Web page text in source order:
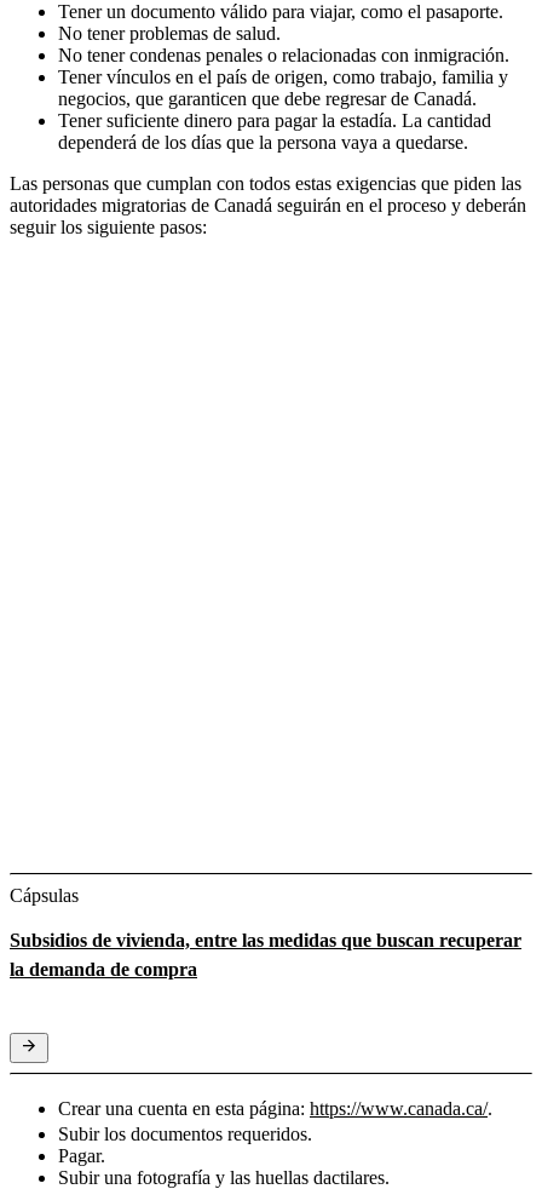
Tener un documento válido para viajar, como el pasaporte.
No tener problemas de salud.
No tener condenas penales o relacionadas con inmigración.
Tener vínculos en el país de origen, como trabajo, familia y
negocios, que garanticen que debe regresar de Canadá.
Tener suficiente dinero para pagar la estadía. La cantidad
dependerá de los días que la persona vaya a quedarse.
Las personas que cumplan con todos estas exigencias que piden las
autoridades migratorias de Canadá seguirán en el proceso y deberán
seguir los siguiente pasos:
Cápsulas
Subsidios de vivienda, entre las medidas que buscan recuperar
la demanda de compra
Crear una cuenta en esta página: https://www.canada.ca/.
Subir los documentos requeridos.
Pagar.
Subir una fotografía y las huellas dactilares.